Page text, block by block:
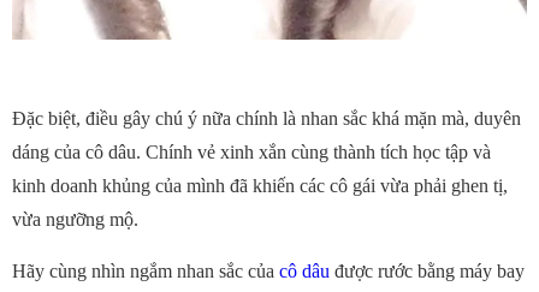
Đặc biệt, điều gây chú ý nữa chính là nhan sắc khá mặn mà, duyên
dáng của cô dâu. Chính vẻ xinh xắn cùng thành tích học tập và
kinh doanh khủng của mình đã khiến các cô gái vừa phải ghen tị,
vừa ngưỡng mộ.
Hãy cùng nhìn ngắm nhan sắc của cô dâu được rước bằng máy bay